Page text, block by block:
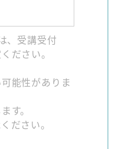
、受講受付
ださい。
能性がありま
す。
ださい。